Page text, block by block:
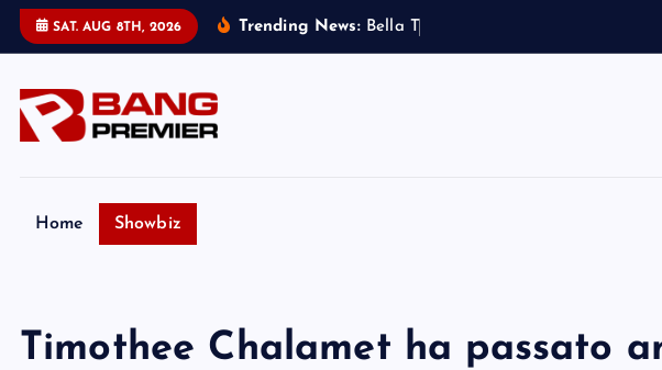
SAT. AUG 8TH, 2026 Trending News: Be a T
Home Showbiz
Timothee Chalamet ha passato